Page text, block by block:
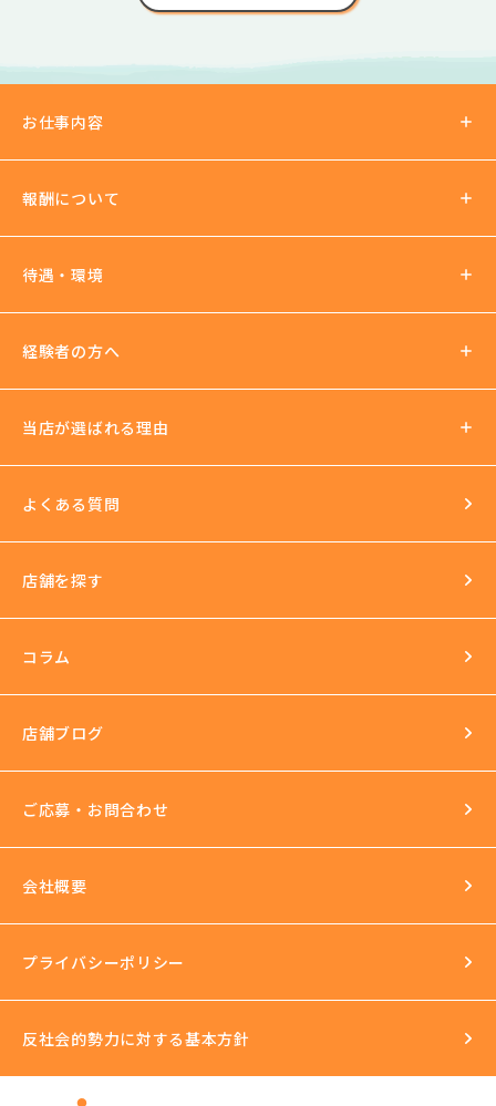
お仕事内容
報酬について
報酬の仕組み
待遇・環境
待遇について
法人運営
イベントもいっぱい
環境
長年の運営実績
完全個室
スタッフ研修
セクハラ根絶
経験者の方へ
当店が選ばれる理由
よくある質問
店舗を探す
コラム
店舗ブログ
ご応募・お問合わせ
会社概要
プライバシーポリシー
反社会的勢力に対する基本方針